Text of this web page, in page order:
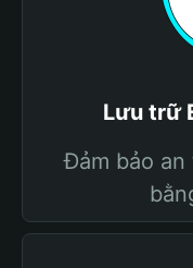
Lưu trữ
Đảm bảo an